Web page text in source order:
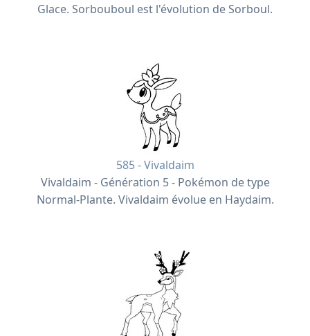
Glace. Sorbouboul est l'évolution de Sorboul.
585 - Vivaldaim
Vivaldaim - Génération 5 - Pokémon de type
Normal-Plante. Vivaldaim évolue en Haydaim.